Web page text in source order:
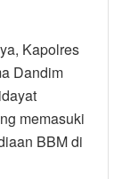
Kapolres
Dandim
memasuki
BBM di